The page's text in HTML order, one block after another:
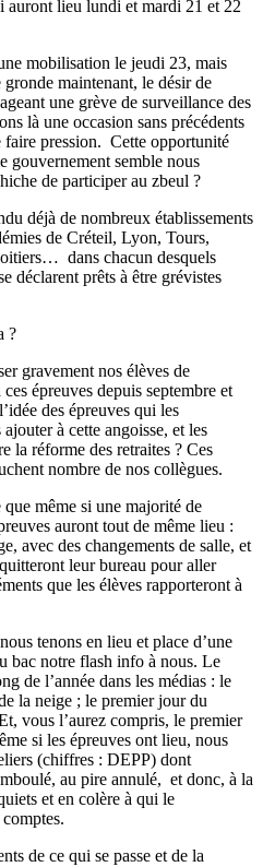
auront lieu lundi et mardi 21 et 22
mobilisation le jeudi 23, mais
maintenant, le désir de
une grève de surveillance des
là une occasion sans précédents
faire pression. Cette opportunité
gouvernement semble nous
de participer au zbeul ?
déjà de nombreux établissements
de Créteil, Lyon, Tours,
dans chacun desquels
déclarent prêts à être grévistes
?
gravement nos élèves de
épreuves depuis septembre et
des épreuves qui les
à cette angoisse, et les
la réforme des retraites ? Ces
nombre de nos collègues.
même si une majorité de
auront tout de même lieu :
avec des changements de salle, et
leur bureau pour aller
que les élèves rapporteront à
tenons en lieu et place d’une
bac notre flash info à nous. Le
de l’année dans les médias : le
la neige ; le premier jour du
vous l’aurez compris, le premier
si les épreuves ont lieu, nous
(chiffres : DEPP) dont
au pire annulé, et donc, à la
et en colère à qui le
de ce qui se passe et de la